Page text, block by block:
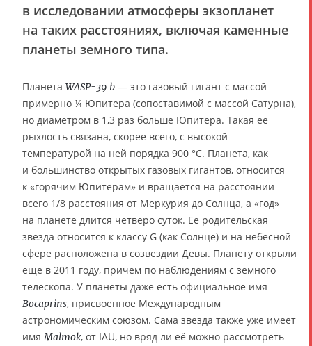
в исследовании атмосферы экзопланет
на таких расстояниях, включая каменные
планеты земного типа.
Планета WASP-39 b — это газовый гигант с массой
примерно ¼ Юпитера (сопоставимой с массой Сатурна),
но диаметром в 1,3 раз больше Юпитера. Такая её
рыхлость связана, скорее всего, с высокой
температурой на ней порядка 900 °C. Планета, как
и большинство открытых газовых гигантов, относится
к «горячим Юпитерам» и вращается на расстоянии
всего 1/8 расстояния от Меркурия до Солнца, а «год»
на планете длится четверо суток. Её родительская
звезда относится к классу G (как Солнце) и на небесной
сфере расположена в созвездии Девы. Планету открыли
ещё в 2011 году, причём по наблюдениям с земного
телескопа. У планеты даже есть официальное имя
Bocaprins, присвоенное Международным
астрономическим союзом. Сама звезда также уже имеет
имяMalmok, от IAU, но вряд ли её можно рассмотреть